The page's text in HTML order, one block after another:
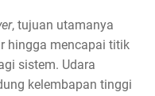
, tujuan utamanya
hingga mencapai titik
sistem. Udara
kelembapan tinggi